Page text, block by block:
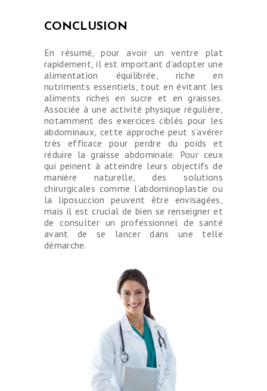
CONCLUSION
En résumé, pour avoir un ventre plat
rapidement, il est important d’adopter une
alimentation équilibrée, riche en
nutriments essentiels, tout en évitant les
aliments riches en sucre et en graisses.
Associée à une activité physique régulière,
notamment des exercices ciblés pour les
abdominaux, cette approche peut s’avérer
très efficace pour perdre du poids et
réduire la graisse abdominale. Pour ceux
qui peinent à atteindre leurs objectifs de
manière naturelle, des solutions
chirurgicales comme l’abdominoplastie ou
la liposuccion peuvent être envisagées,
mais il est crucial de bien se renseigner et
de consulter un professionnel de santé
avant de se lancer dans une telle
démarche.